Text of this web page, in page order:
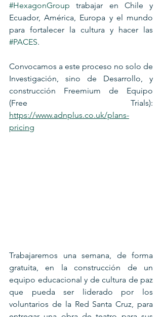
#HexagonGroup trabajar en Chile y
Ecuador, América, Europa y el mundo
#PACES.
Convocamos a este proceso no solo de
Investigación, sino de Desarrollo, y
construcción Freemium de Equipo
https://www.adnplus.co.uk/plans-
pricing
Trabajaremos una semana, de forma
gratuita, en la construcción de un
equipo educacional y de cultura de paz
que pueda ser liderado por los
voluntarios de la Red Santa Cruz, para